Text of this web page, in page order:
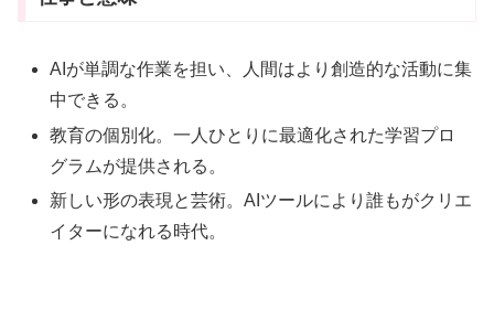
AIが単調な作業を担い、人間はより創造的な活動に集
中できる。
教育の個別化。一人ひとりに最適化された学習プロ
グラムが提供される。
新しい形の表現と芸術。AIツールにより誰もがクリエ
イターになれる時代。